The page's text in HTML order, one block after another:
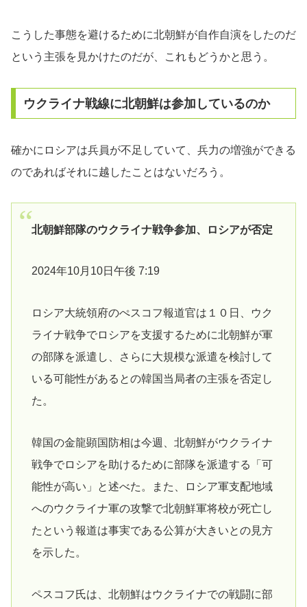
こうした事態を避けるために北朝鮮が自作自演をしたのだ
という主張を見かけたのだが、これもどうかと思う。
ウクライナ戦線に北朝鮮は参加しているのか
確かにロシアは兵員が不足していて、兵力の増強ができる
のであればそれに越したことはないだろう。
北朝鮮部隊のウクライナ戦争参加、ロシアが否定
2024年10月10日午後 7:19
ロシア大統領府のぺスコフ報道官は１０日、ウク
ライナ戦争でロシアを支援するために北朝鮮が軍
の部隊を派遣し、さらに大規模な派遣を検討して
いる可能性があるとの韓国当局者の主張を否定し
た。
韓国の金龍顕国防相は今週、北朝鮮がウクライナ
戦争でロシアを助けるために部隊を派遣する「可
能性が高い」と述べた。また、ロシア軍支配地域
へのウクライナ軍の攻撃で北朝鮮軍将校が死亡し
たという報道は事実である公算が大きいとの見方
を示した。
ペスコフ氏は、北朝鮮はウクライナでの戦闘に部